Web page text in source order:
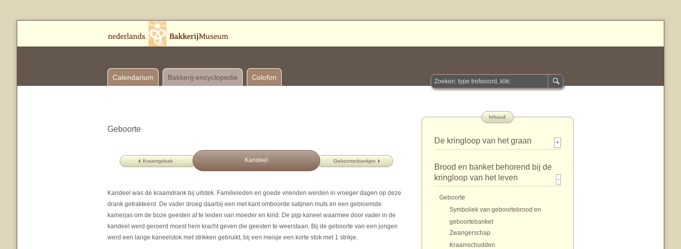
Calendarium Bakkerij-encyclopedie Colofon
Geboorte
Kraamgebak Geboortedrankjes
Kandeel
Kandeel was dé kraamdrank bij uitstek. Familieleden en goede vrienden werden in vroeger dagen op deze
drank getrakteerd. De vader droeg daarbij een met kant omboorde satijnen muts en een gebloemde
kamerjas om de boze geesten af te leiden van moeder en kind. De pijp kaneel waarmee door vader in de
kandeel werd geroerd moest hem kracht geven die geesten te weerstaan. Bij de geboorte van een jongen
werd een lange kaneelstok met strikken gebruikt, bij een meisje een korte stok met 1 strikje.
Inhoud
De kringloop van het graan +
Brood en banket behorend bij de
kringloop van het leven
-
Geboorte
Symboliek van geboortebrood en
geboortebanket
Zwangerschap
Kraamschudden